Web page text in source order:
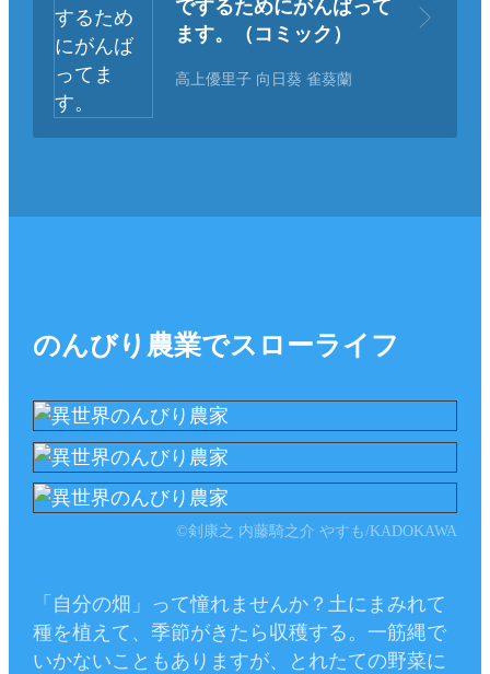
でするためにがんばって
ます。（コミック）
高上優里子 向日葵 雀葵蘭
のんびり農業でスローライフ
©剣康之 内藤騎之介 やすも/KADOKAWA
「自分の畑」って憧れませんか？土にまみれて
種を植えて、季節がきたら収穫する。一筋縄で
いかないこともありますが、とれたての野菜に